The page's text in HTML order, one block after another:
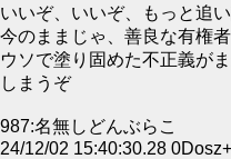
いいぞ、いいぞ、もっと追
今のままじゃ、善良な有権
ウソで塗り固めた不正義が
しまうぞ
987:名無しどんぶらこ
24/12/02 15:40:30.28